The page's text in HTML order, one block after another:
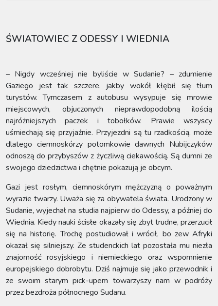
ŚWIATOWIEC Z ODESSY I WIEDNIA
– Nigdy wcześniej nie byliście w Sudanie? – zdumienie
Gaziego jest tak szczere, jakby wokół kłębił się tłum
turystów. Tymczasem z autobusu wysypuje się mrowie
miejscowych, objuczonych nieprawdopodobną ilością
najróżniejszych paczek i tobołków. Prawie wszyscy
uśmiechają się przyjaźnie. Przyjezdni są tu rzadkością, może
dlatego ciemnoskórzy potomkowie dawnych Nubijczyków
odnoszą do przybyszów z życzliwą ciekawością. Są dumni ze
swojego dziedzictwa i chętnie pokazują je obcym.
Gazi jest rosłym, ciemnoskórym mężczyzną o poważnym
wyrazie twarzy. Uważa się za obywatela świata. Urodzony w
Sudanie, wyjechał na studia najpierw do Odessy, a później do
Wiednia. Kiedy nauki ścisłe okazały się zbyt trudne, przerzucił
się na historię. Trochę postudiował i wrócił, bo zew Afryki
okazał się silniejszy. Ze studenckich lat pozostała mu niezła
znajomość rosyjskiego i niemieckiego oraz wspomnienie
europejskiego dobrobytu. Dziś najmuje się jako przewodnik i
ze swoim starym pick-upem towarzyszy nam w podróży
przez bezdroża północnego Sudanu.